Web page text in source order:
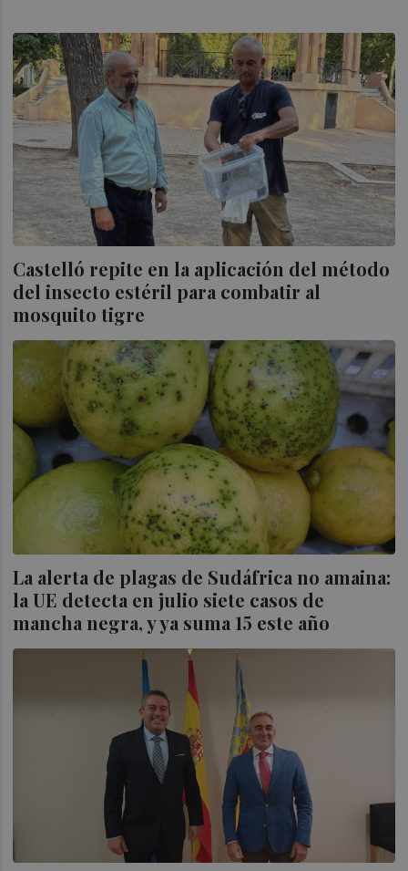
Castelló repite en la aplicación del método
del insecto estéril para combatir al
mosquito tigre
La alerta de plagas de Sudáfrica no amaina:
la UE detecta en julio siete casos de
mancha negra, y ya suma 15 este año